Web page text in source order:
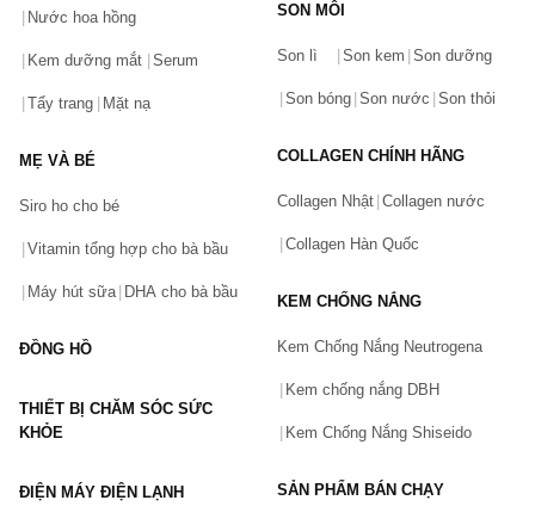
Bạn gặp vấn đề về sản phẩm hay mua hàng?
Hãy báo lỗi cho chúng tôi. Hoặc gọi cho chúng tôi qua số
Vấn đề(*)
Nước hoa hồng
Kem dưỡng mắt Serum
Tẩy trang Mặt nạ
MẸ VÀ BÉ
Siro ho cho bé
Vitamin tổng hợp cho bà bầu
Máy hút sữa DHA cho bà bầu
ĐỒNG HỒ
THIẾT BỊ CHĂM SÓC SỨC
KHỎE
ĐIỆN MÁY ĐIỆN LẠNH
SON MÔI
Son lì Son kem Son dưỡng
Son bóng Son nước Son thỏi
COLLAGEN CHÍNH HÃNG
Collagen Nhật Collagen nước
Collagen Hàn Quốc
KEM CHỐNG NẮNG
Kem Chống Nắng Neutrogena
Kem chống nắng DBH
Kem Chống Nắng Shiseido
SẢN PHẨM BÁN CHẠY